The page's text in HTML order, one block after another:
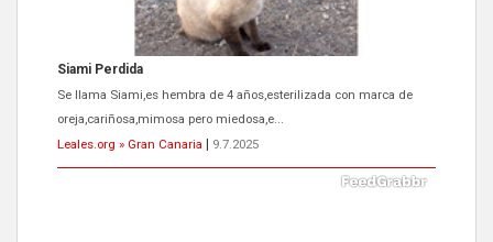
ADOPCIÓN URGENTE GATA TEROR GRAN CANARIA
El ayuntamiento se va a llevar a Los Gatos callejeros de la zona los
próximos días, ella incluida...
Leales.org » Gran Canaria
9.7.2025